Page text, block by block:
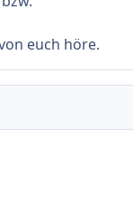
euch höre.